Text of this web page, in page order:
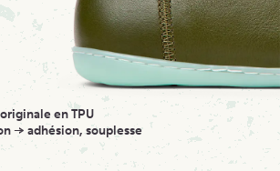
en TPU
→ adhésion, souplesse